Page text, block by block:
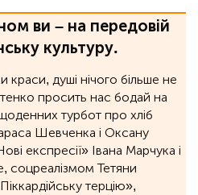
ви – на передовій
культуру.
краси, душі нічого більше не
просить нас бодай на
щоденних турбот про хліб
Шевченка і Оксану
експресії» Івана Марчука і
соцреалізмом Тетяни
терцію»,